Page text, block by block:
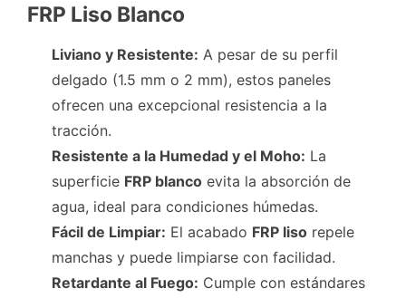
FRP Liso Blanco
Liviano y Resistente: A pesar de su perfil
delgado (1.5 mm o 2 mm), estos paneles
ofrecen una excepcional resistencia a la
tracción.
Resistente a la Humedad y el Moho: La
superficie FRP blanco evita la absorción de
agua, ideal para condiciones húmedas.
Fácil de Limpiar: El acabado FRP liso repele
manchas y puede limpiarse con facilidad.
Retardante al Fuego: Cumple con estándares